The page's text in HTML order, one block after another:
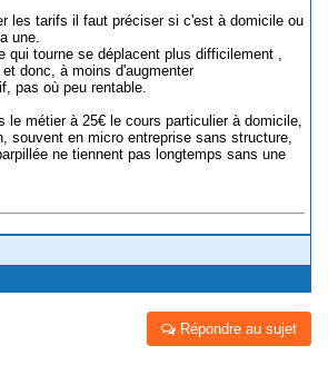
les tarifs il faut préciser si c'est à domicile ou
une.
qui tourne se déplacent plus difficilement ,
donc, à moins d'augmenter
pas où peu rentable.
le métier à 25€ le cours particulier à domicile,
souvent en micro entreprise sans structure,
ne tiennent pas longtemps sans une
Répondre au sujet